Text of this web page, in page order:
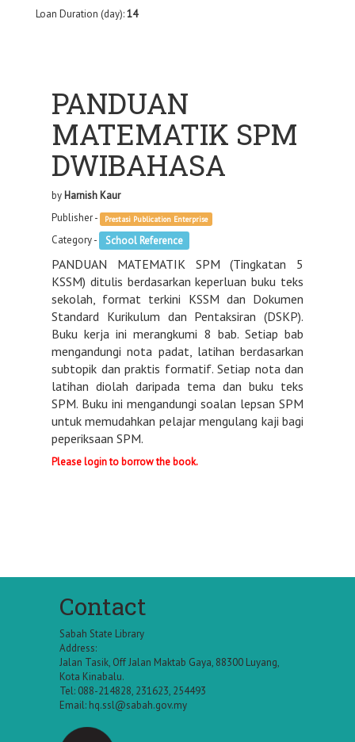
Loan Duration (day):14
PANDUAN
MATEMATIK SPM
DWIBAHASA
byHarnish Kaur
Publisher -
Prestasi Publication Enterprise
Category - School Reference
PANDUAN MATEMATIK SPM (Tingkatan 5
KSSM) ditulis berdasarkan keperluan buku teks
sekolah, format terkini KSSM dan Dokumen
Standard Kurikulum dan Pentaksiran (DSKP).
Buku kerja ini merangkumi 8 bab. Setiap bab
mengandungi nota padat, latihan berdasarkan
subtopik dan praktis formatif. Setiap nota dan
latihan diolah daripada tema dan buku teks
SPM. Buku ini mengandungi soalan lepsan SPM
untuk memudahkan pelajar mengulang kaji bagi
peperiksaan SPM.
Please login to borrow the book.
Contact
Sabah State Library
Address:
Jalan Tasik, Off Jalan Maktab Gaya, 88300 Luyang,
Kota Kinabalu.
Tel: 088-214828, 231623, 254493
Email: hq.ssl@sabah.gov.my